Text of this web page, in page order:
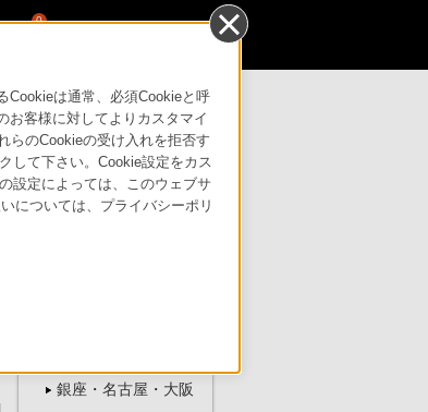
0
サポート・お問い合わせ
オンライン
銀座・名古屋・大阪
Cookieは通常、必須Cookieと呼
お客様に対してよりカスタマイ
らのCookieの受け入れを拒否す
して下さい。Cookie設定をカス
設定によっては、このウェブサ
については、プライバシーポリ